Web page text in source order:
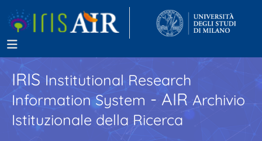
IRISInstitutional Research
Information System - AIR Archivio
Istituzionale della Ricerca